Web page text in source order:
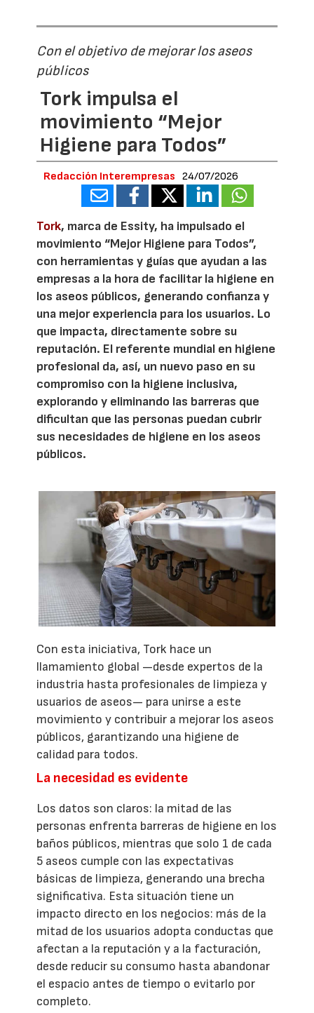
Con el objetivo de mejorar los aseos
públicos
Tork impulsa el
movimiento “Mejor
Higiene para Todos”
Redacción Interempresas 24/07/2026
Tork, marca de Essity, ha impulsado el
movimiento “Mejor Higiene para Todos”,
con herramientas y guías que ayudan a las
empresas a la hora de facilitar la higiene en
los aseos públicos, generando confianza y
una mejor experiencia para los usuarios. Lo
que impacta, directamente sobre su
reputación. El referente mundial en higiene
profesional da, así, un nuevo paso en su
compromiso con la higiene inclusiva,
explorando y eliminando las barreras que
dificultan que las personas puedan cubrir
sus necesidades de higiene en los aseos
públicos.
Con esta iniciativa, Tork hace un
llamamiento global —desde expertos de la
industria hasta profesionales de limpieza y
usuarios de aseos— para unirse a este
movimiento y contribuir a mejorar los aseos
públicos, garantizando una higiene de
calidad para todos.
La necesidad es evidente
Los datos son claros: la mitad de las
personas enfrenta barreras de higiene en los
baños públicos, mientras que solo 1 de cada
5 aseos cumple con las expectativas
básicas de limpieza, generando una brecha
significativa. Esta situación tiene un
impacto directo en los negocios: más de la
mitad de los usuarios adopta conductas que
afectan a la reputación y a la facturación,
desde reducir su consumo hasta abandonar
el espacio antes de tiempo o evitarlo por
completo.